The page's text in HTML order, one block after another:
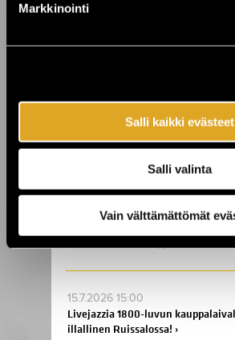
Markkinointi
Salli kaikki evästeet
Salli valinta
Vain välttämättömät
tunnelman Finlandia-taloon ›
17.7.2026 15:00
15.7.2026 15:00
Livejazzia 1800-luvun
illallinen Ruissalossa! ›